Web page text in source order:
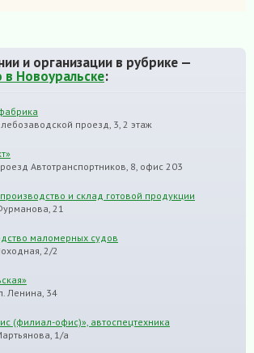
и организации в рубрике —
Новоуральске:
проезд, 3, 2 этаж
Автотранспортников, 8, офис 203
и склад готовой продукции
21
маломерных судов
2/2
Ленина, 34
(филиал-офис)», автоспецтехника
1/а